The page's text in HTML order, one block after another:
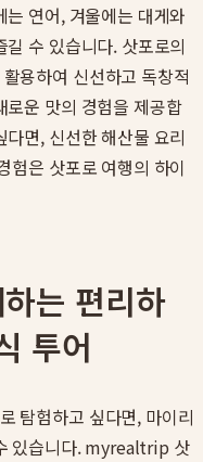
연어, 겨울에는 대게와
수 있습니다. 삿포로의
용하여 신선하고 독창적
로운 맛의 경험을 제공합
면, 신선한 해산물 요리
험은 삿포로 여행의 하이
는 편리하
투어
탐험하고 싶다면, 마이리
있습니다. myrealtrip 삿